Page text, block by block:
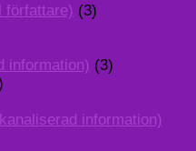
författare) (3)
information) (3)
information)